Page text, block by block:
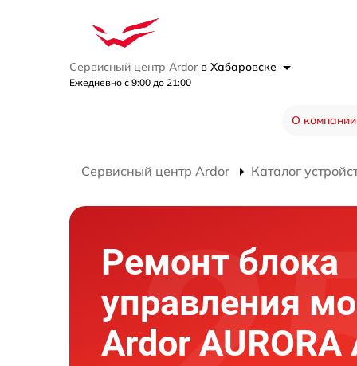
Сервисный центр Ardor в Хабаровске
Ежедневно с 9:00 до 21:00
О компании
Сервисный центр Ardor Каталог
Ремонт блока
управления
Ardor AURORA